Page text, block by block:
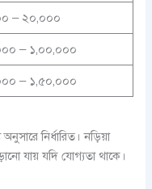
– ২০,০০০
– ১,০০,০০০
– ১,৫০,০০০
নির্ধারিত। নড়িয়া
যায় যদি যোগ্যতা থাকে।